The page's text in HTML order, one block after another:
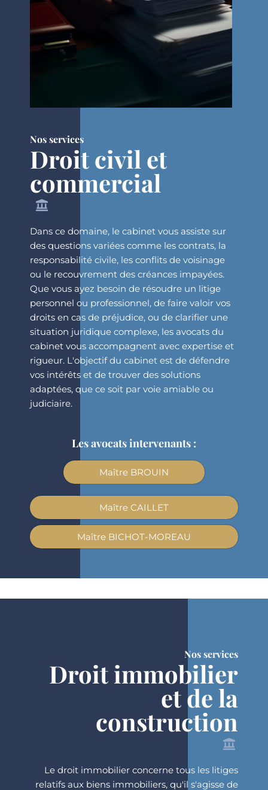
Nos services
Droit civil et
commercial
Dans ce domaine, le cabinet vous assiste sur
des questions variées comme les contrats, la
responsabilité civile, les conflits de voisinage
ou le recouvrement des créances impayées.
Que vous ayez besoin de résoudre un litige
personnel ou professionnel, de faire valoir vos
droits en cas de préjudice, ou de clarifier une
situation juridique complexe, les avocats du
cabinet vous accompagnent avec expertise et
rigueur. L'objectif du cabinet est de défendre
vos intérêts et de trouver des solutions
adaptées, que ce soit par voie amiable ou
judiciaire.
Les avocats intervenants :
Maître BROUIN
Maître CAILLET
Maître BICHOT-MOREAU
Nos services
Droit immobilier
et de la
construction
Le droit immobilier concerne tous les litiges
relatifs aux biens immobiliers, qu'il s'agisse de